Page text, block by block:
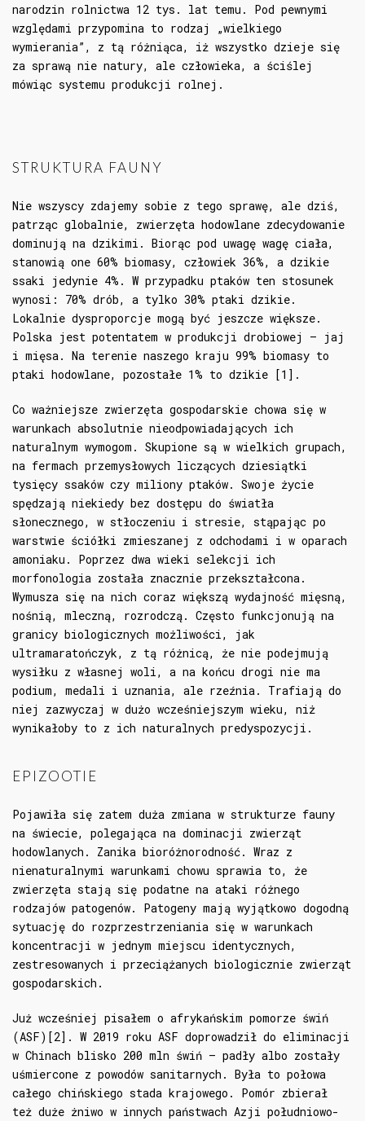
narodzin rolnictwa 12 tys. lat temu. Pod pewnymi
względami przypomina to rodzaj „wielkiego
wymierania”, z tą różniąca, iż wszystko dzieje się
za sprawą nie natury, ale człowieka, a ściślej
mówiąc systemu produkcji rolnej.
STRUKTURA FAUNY
Nie wszyscy zdajemy sobie z tego sprawę, ale dziś,
patrząc globalnie, zwierzęta hodowlane zdecydowanie
dominują na dzikimi. Biorąc pod uwagę wagę ciała,
stanowią one 60% biomasy, człowiek 36%, a dzikie
ssaki jedynie 4%. W przypadku ptaków ten stosunek
wynosi: 70% drób, a tylko 30% ptaki dzikie.
Lokalnie dysproporcje mogą być jeszcze większe.
Polska jest potentatem w produkcji drobiowej – jaj
i mięsa. Na terenie naszego kraju 99% biomasy to
ptaki hodowlane, pozostałe 1% to dzikie [1].
Co ważniejsze zwierzęta gospodarskie chowa się w
warunkach absolutnie nieodpowiadających ich
naturalnym wymogom. Skupione są w wielkich grupach,
na fermach przemysłowych liczących dziesiątki
tysięcy ssaków czy miliony ptaków. Swoje życie
spędzają niekiedy bez dostępu do światła
słonecznego, w stłoczeniu i stresie, stąpając po
warstwie ściółki zmieszanej z odchodami i w oparach
amoniaku. Poprzez dwa wieki selekcji ich
morfonologia została znacznie przekształcona.
Wymusza się na nich coraz większą wydajność mięsną,
nośnią, mleczną, rozrodczą. Często funkcjonują na
granicy biologicznych możliwości, jak
ultramaratończyk, z tą różnicą, że nie podejmują
wysiłku z własnej woli, a na końcu drogi nie ma
podium, medali i uznania, ale rzeźnia. Trafiają do
niej zazwyczaj w dużo wcześniejszym wieku, niż
wynikałoby to z ich naturalnych predyspozycji.
EPIZOOTIE
Pojawiła się zatem duża zmiana w strukturze fauny
na świecie, polegająca na dominacji zwierząt
hodowlanych. Zanika bioróżnorodność. Wraz z
nienaturalnymi warunkami chowu sprawia to, że
zwierzęta stają się podatne na ataki różnego
rodzajów patogenów. Patogeny mają wyjątkowo dogodną
sytuację do rozprzestrzeniania się w warunkach
koncentracji w jednym miejscu identycznych,
zestresowanych i przeciążanych biologicznie zwierząt
gospodarskich.
Już wcześniej pisałem o afrykańskim pomorze świń
(ASF)[2]. W 2019 roku ASF doprowadził do eliminacji
w Chinach blisko 200 mln świń – padły albo zostały
uśmiercone z powodów sanitarnych. Była to połowa
całego chińskiego stada krajowego. Pomór zbierał
też duże żniwo w innych państwach Azji południowo-